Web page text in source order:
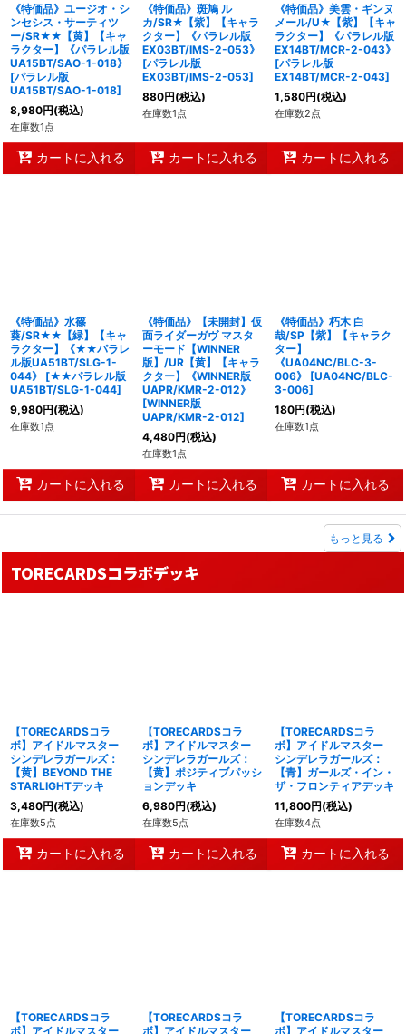
《特価品》ユージオ・シ
ンセシス・サーティツ
ー/SR★★【黄】【キャ
ラクター】《パラレル版
UA15BT/SAO-1-018》
[パラレル版
UA15BT/SAO-1-018]
8,980円(税込)
在庫数1点
カートに入れる
《特価品》斑鳩 ル
カ/SR★【紫】【キャラ
クター】《パラレル版
EX03BT/IMS-2-053》
[パラレル版
EX03BT/IMS-2-053]
880円(税込)
在庫数1点
カートに入れる
《特価品》美雲・ギンヌ
メール/U★【紫】【キャ
ラクター】《パラレル版
EX14BT/MCR-2-043》
[パラレル版
EX14BT/MCR-2-043]
1,580円(税込)
在庫数2点
カートに入れる
《特価品》水篠
葵/SR★★【緑】【キャ
ラクター】《★★パラレ
ル版UA51BT/SLG-1-
044》
[★★パラレル版
UA51BT/SLG-1-044]
9,980円(税込)
在庫数1点
カートに入れる
《特価品》【未開封】仮
面ライダーガヴ マスタ
ーモード【WINNER
版】/UR【黄】【キャラ
クター】《WINNER版
UAPR/KMR-2-012》
[WINNER版
UAPR/KMR-2-012]
4,480円(税込)
在庫数1点
カートに入れる
《特価品》朽木 白
哉/SP【紫】【キャラク
ター】
《UA04NC/BLC-3-
006》
[UA04NC/BLC-
3-006]
180円(税込)
在庫数1点
カートに入れる
もっと見る
TORECARDSコラボデッキ
【TORECARDSコラ
ボ】アイドルマスター
シンデレラガールズ：
【黄】BEYOND THE
STARLIGHTデッキ
3,480円(税込)
在庫数5点
カートに入れる
【TORECARDSコラ
ボ】アイドルマスター
シンデレラガールズ：
【黄】ポジティブパッシ
ョンデッキ
6,980円(税込)
在庫数5点
カートに入れる
【TORECARDSコラ
ボ】アイドルマスター
シンデレラガールズ：
【青】ガールズ・イン・
ザ・フロンティアデッキ
11,800円(税込)
在庫数4点
カートに入れる
【TORECARDSコラ
ボ】アイドルマスター
【TORECARDSコラ
ボ】アイドルマスター
【TORECARDSコラ
ボ】アイドルマスター